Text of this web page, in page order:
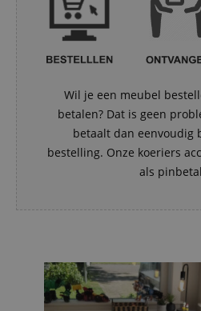
Wil je een meubel
betalen? Dat is geen
betaalt dan eenvoudig
bestelling. Onze koeriers
als